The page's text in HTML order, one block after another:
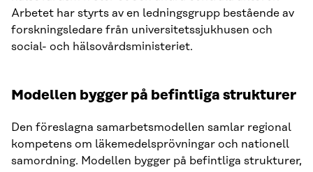
Arbetet har styrts av en ledningsgrupp bestående av
forskningsledare från universitetssjukhusen och
social- och hälsovårdsministeriet.
Modellen bygger på befintliga strukturer
Den föreslagna samarbetsmodellen samlar regional
kompetens om läkemedelsprövningar och nationell
samordning. Modellen bygger på befintliga strukturer,